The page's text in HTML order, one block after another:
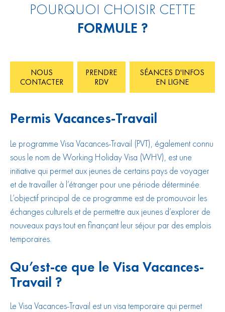
POURQUOI CHOISIR CETTE
FORMULE ?
NOUS
CONTACTER
PRENDRE
RDV
SÉANCES D'INFOS
EN LIGNE
Permis Vacances-Travail
Le programme Visa Vacances-Travail (PVT), également connu
sous le nom de Working Holiday Visa (WHV), est une
initiative qui permet aux jeunes de certains pays de voyager
et de travailler à l’étranger pour une période déterminée.
L’objectif principal de ce programme est de promouvoir les
échanges culturels et de permettre aux jeunes d’explorer de
nouveaux pays tout en finançant leur séjour par des emplois
temporaires.
Qu’est-ce que le Visa Vacances-
Travail ?
Le Visa Vacances-Travail est un visa temporaire qui permet